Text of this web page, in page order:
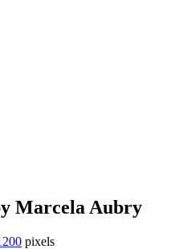
Marcela Aubry
pixels